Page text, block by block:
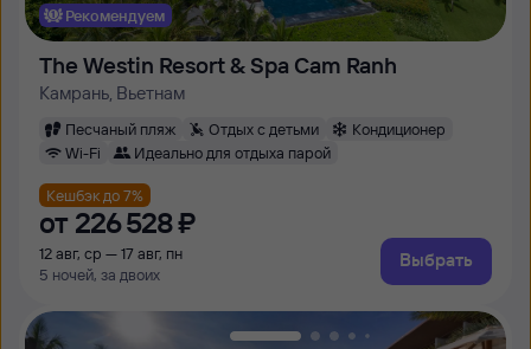
Рекомендуем
The Westin Resort & Spa Cam Ranh
Камрань, Вьетнам
Песчаный пляж Отдых с детьми
Кондиционер
Wi-Fi
Идеально для отдыха парой
Кешбэк до 7%
от 226 ⁠528 ⁠₽
12 авг, ср — 17 авг, пн
5 ночей, за двоих
Выбрать